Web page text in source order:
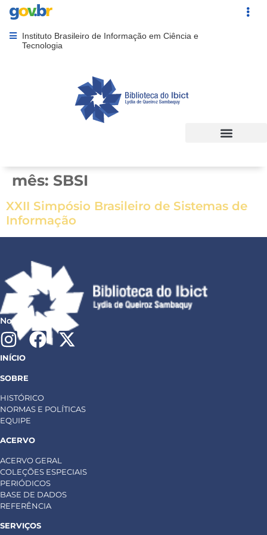
Portal Gov.br
Acesso
Abrir menu principal de navegação
Instituto Brasileiro de Informação em Ciência e
Tecnologia
mês: SBSI
XXII Simpósio Brasileiro de Sistemas de
Informação
Nossas redes:
INÍCIO
SOBRE
HISTÓRICO
NORMAS E POLÍTICAS
EQUIPE
ACERVO
ACERVO GERAL
COLEÇÕES ESPECIAIS
PERIÓDICOS
BASE DE DADOS
REFERÊNCIA
SERVIÇOS